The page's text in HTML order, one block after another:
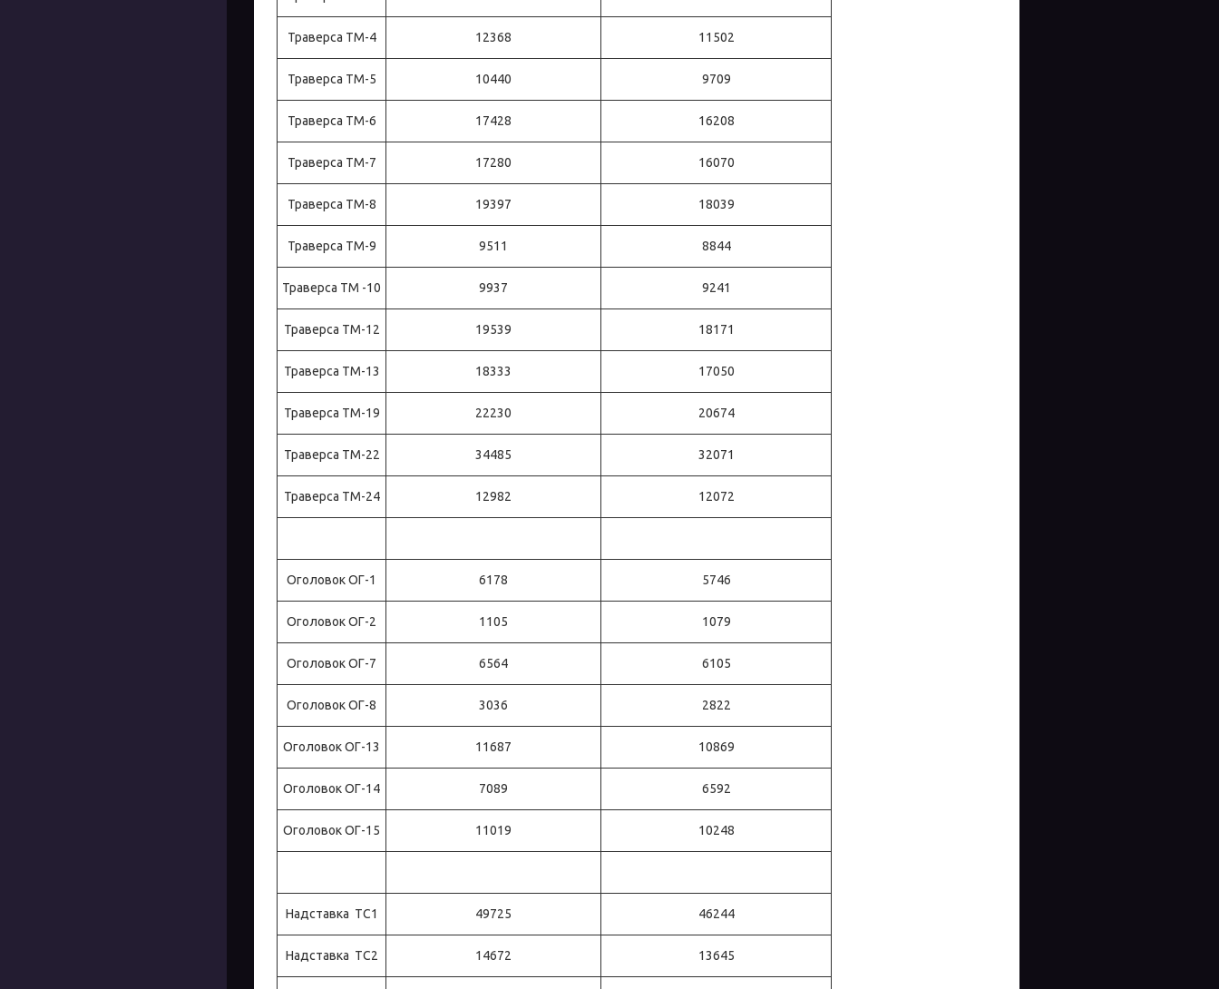
Траверса ТМ-4 12368 11502
Траверса ТМ-5 10440 9709
Траверса ТМ-6 17428 16208
Траверса ТМ-7 17280 16070
Траверса ТМ-8 19397 18039
Траверса ТМ-9 9511 8844
Траверса ТМ -10 9937 9241
Траверса ТМ-12 19539 18171
Траверса ТМ-13 18333 17050
Траверса ТМ-19 22230 20674
Траверса ТМ-22 34485 32071
Траверса ТМ-24 12982 12072
Оголовок ОГ-1 6178 5746
Оголовок ОГ-2 1105 1079
Оголовок ОГ-7 6564 6105
Оголовок ОГ-8 3036 2822
Оголовок ОГ-13 11687 10869
Оголовок ОГ-14 7089 6592
Оголовок ОГ-15 11019 10248
Надставка ТС1 49725 46244
Надставка ТС2 14672 13645